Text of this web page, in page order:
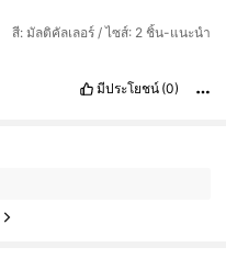
สี: มัลติคัลเลอร์ / ไซส์: 2 ชิ้น-แนะนำ
มีประโยชน์ (0)